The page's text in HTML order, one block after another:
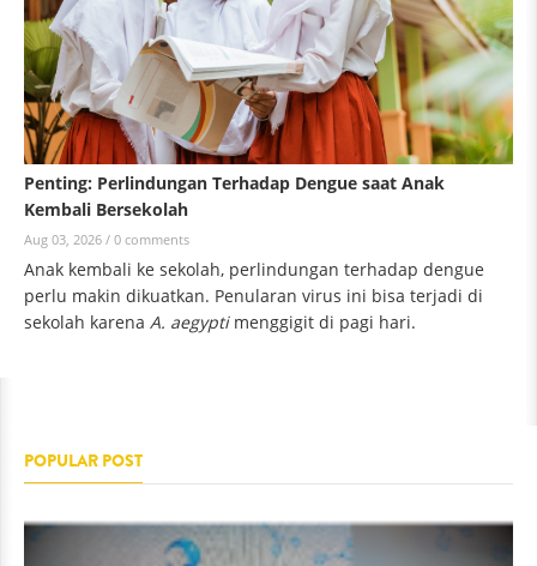
Penting: Perlindungan Terhadap Dengue saat Anak
Kembali Bersekolah
Aug 03, 2026 / 0 comments
Anak kembali ke sekolah, perlindungan terhadap dengue
perlu makin dikuatkan. Penularan virus ini bisa terjadi di
sekolah karena A. aegyptimenggigit di pagi hari.
POPULAR POST